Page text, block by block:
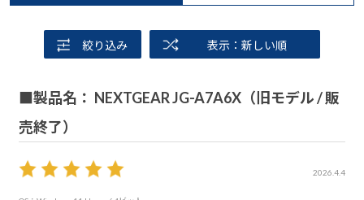
絞り込み 表示：新しい順
■製品名： NEXTGEAR JG-A7A6X（旧モデル / 販
売終了）
2026.4.4